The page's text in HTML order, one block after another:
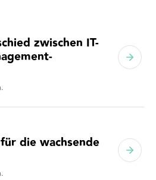
zwischen IT-
die wachsende